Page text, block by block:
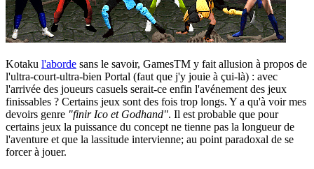
Kotaku l'aborde sans le savoir, GamesTM y fait allusion à propos de
l'ultra-court-ultra-bien Portal (faut que j'y jouie à çui-là) : avec
l'arrivée des joueurs casuels serait-ce enfin l'avénement des jeux
finissables ? Certains jeux sont des fois trop longs. Y a qu'à voir mes
devoirs genre "finir Ico et Godhand". Il est probable que pour
certains jeux la puissance du concept ne tienne pas la longueur de
l'aventure et que la lassitude intervienne; au point paradoxal de se
forcer à jouer.